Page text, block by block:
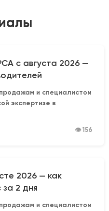
с августа 2026 —
и специалистом
экспертизе в
👁 156
2026 — как
за 2 дня
и специалистом